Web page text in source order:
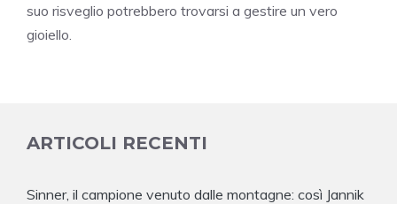
suo risveglio potrebbero trovarsi a gestire un vero
gioiello.
ARTICOLI RECENTI
Sinner, il campione venuto dalle montagne: così Jannik